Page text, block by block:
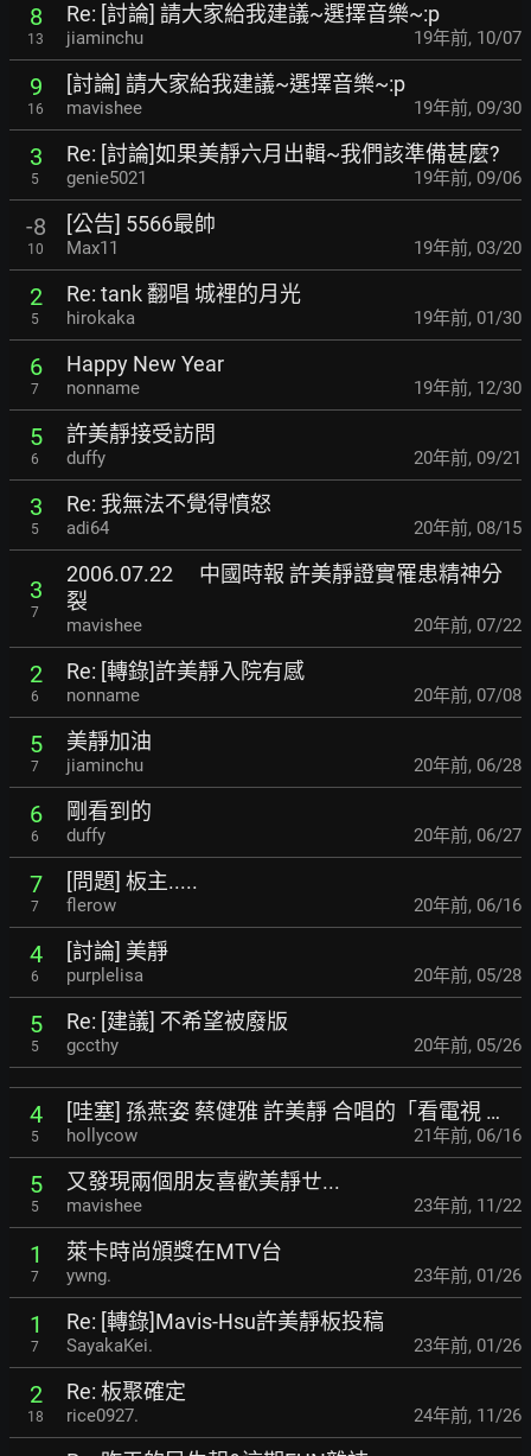
8
13
Re: [討論] 請大家給我建議~選擇音樂~:p
jiaminchu 19年前, 10/07
9
16
[討論] 請大家給我建議~選擇音樂~:p
mavishee 19年前, 09/30
3
5
Re: [討論]如果美靜六月出輯~我們該準備甚麼?
genie5021 19年前, 09/06
-8
10
[公告] 5566最帥
Max11 19年前, 03/20
2
5
Re: tank 翻唱 城裡的月光
hirokaka 19年前, 01/30
6
7
Happy New Year
nonname 19年前, 12/30
5
6
許美靜接受訪問
duffy 20年前, 09/21
3
5
Re: 我無法不覺得憤怒
adi64 20年前, 08/15
3
7
2006.07.22 中國時報 許美靜證實罹患精神分
裂
mavishee 20年前, 07/22
2
6
Re: [轉錄]許美靜入院有感
nonname 20年前, 07/08
5
7
美靜加油
jiaminchu 20年前, 06/28
6
6
剛看到的
duffy 20年前, 06/27
7
7
[問題] 板主.....
flerow 20年前, 06/16
4
6
[討論] 美靜
purplelisa 20年前, 05/28
5
5
Re: [建議] 不希望被廢版
gccthy 20年前, 05/26
4
5
[哇塞] 孫燕姿 蔡健雅 許美靜 合唱的「看電視 …
hollycow 21年前, 06/16
5
5
又發現兩個朋友喜歡美靜ㄝ...
mavishee 23年前, 11/22
1
7
萊卡時尚頒獎在MTV台
ywng. 23年前, 01/26
1
7
Re: [轉錄]Mavis-Hsu許美靜板投稿
SayakaKei. 23年前, 01/26
2
18
Re: 板聚確定
rice0927. 24年前, 11/26